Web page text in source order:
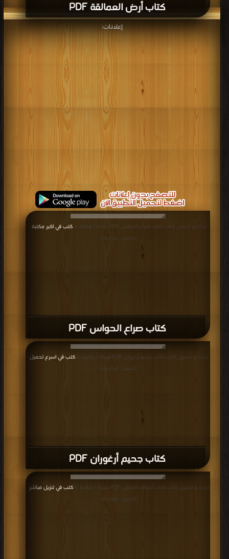
كتاب أرض العمالقة PDF
إعلانات:
كتاب صراع الحواس PDF
قراءة و تحميل كتاب كتاب صراع الحواس PDF مجانا | مكتبة > كتب في اكبر مكتبة
التحميل : مرة/مرات
كتاب جحيم أرغوران PDF
قراءة و تحميل كتاب كتاب جحيم أرغوران PDF مجانا | مكتبة > كتب في اسرع تحميل
التحميل : مرة/مرات
قراءة و تحميل كتاب كتاب أطياف الماضى PDF مجانا | مكتبة > كتب في تنزيل مباشر
التحميل : مرة/مرات